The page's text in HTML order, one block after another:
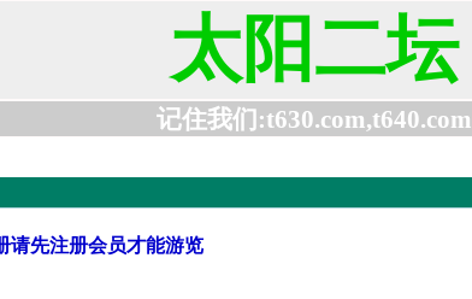
太阳二坛
记住我们:t630.com,t640.com
请先注册会员才能游览